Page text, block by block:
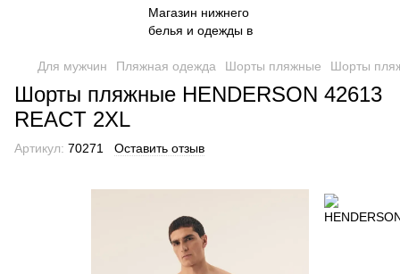
Для мужчин Пляжная одежда Шорты пляжные Шорты
Шорты пляжные HENDERSON 42613
REACT 2XL
Артикул: 70271 Оставить отзыв